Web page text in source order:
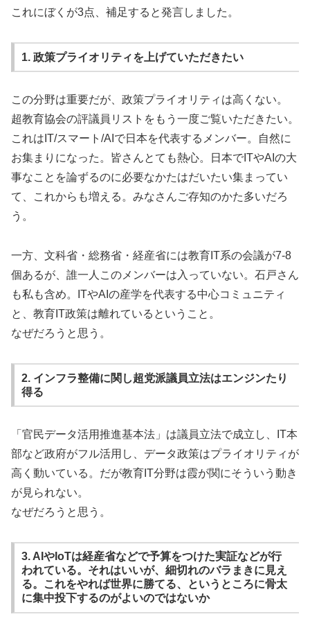
これにぼくが3点、補足すると発言しました。
1. 政策プライオリティを上げていただきたい
この分野は重要だが、政策プライオリティは高くない。
超教育協会の評議員リストをもう一度ご覧いただきたい。
これはIT/スマート/AIで日本を代表するメンバー。自然に
お集まりになった。皆さんとても熱心。日本でITやAIの大
事なことを論ずるのに必要なかたはだいたい集まってい
て、これからも増える。みなさんご存知のかた多いだろ
う。
一方、文科省・総務省・経産省には教育IT系の会議が7-8
個あるが、誰一人このメンバーは入っていない。石戸さん
も私も含め。ITやAIの産学を代表する中心コミュニティ
と、教育IT政策は離れているということ。
なぜだろうと思う。
2. インフラ整備に関し超党派議員立法はエンジンたり
得る
「官民データ活用推進基本法」は議員立法で成立し、IT本
部など政府がフル活用し、データ政策はプライオリティが
高く動いている。だが教育IT分野は霞が関にそういう動き
が見られない。
なぜだろうと思う。
3. AIやIoTは経産省などで予算をつけた実証などが行
われている。それはいいが、細切れのバラまきに見え
る。これをやれば世界に勝てる、というところに骨太
に集中投下するのがよいのではないか